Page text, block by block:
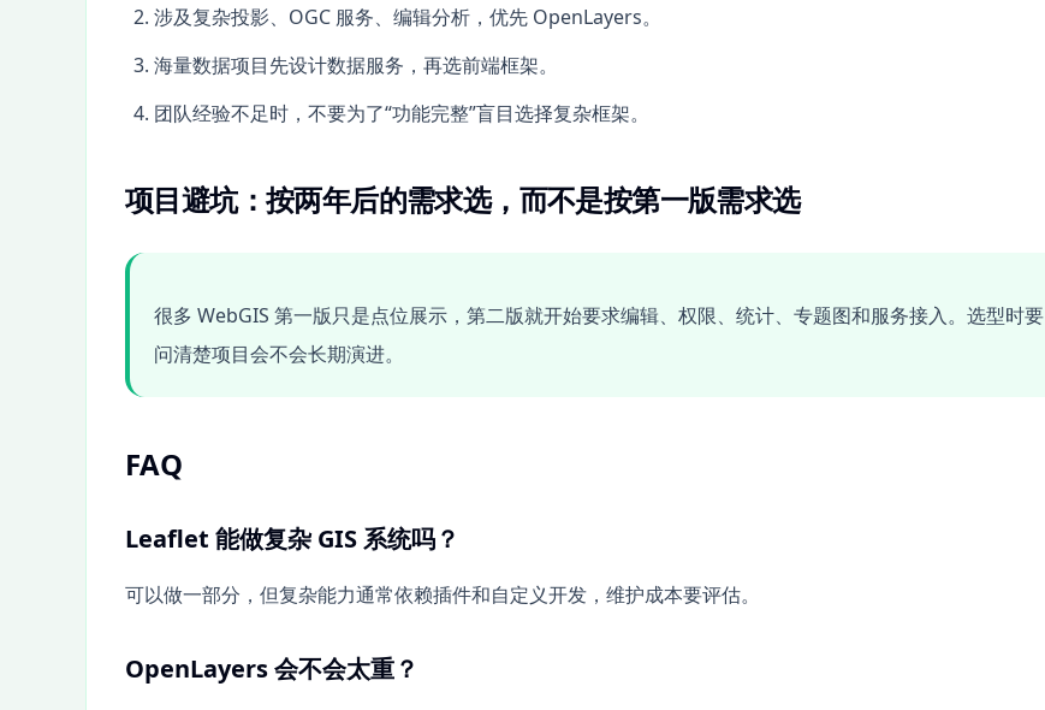
涉及复杂投影、OGC 服务、编辑分析，优先 OpenLayers。
海量数据项目先设计数据服务，再选前端框架。
团队经验不足时，不要为了“功能完整”盲目选择复杂框架。
项目避坑：按两年后的需求选，而不是按第一版需求选
很多 WebGIS 第一版只是点位展示，第二版就开始要求编辑、权限、统计、专题图和服务接入。选型时要
问清楚项目会不会长期演进。
FAQ
Leaflet 能做复杂 GIS 系统吗？
可以做一部分，但复杂能力通常依赖插件和自定义开发，维护成本要评估。
OpenLayers 会不会太重？